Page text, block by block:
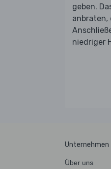
geben.
anbraten,
niedriger
Unternehmen
Über uns